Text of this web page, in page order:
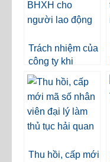
Trách nhiệm của
công ty khi
không chốt và
trả sổ BHXH cho
người lao động.
Thu hồi, cấp mới